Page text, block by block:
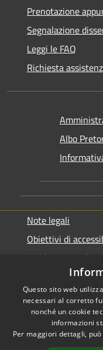
Prenotazione
Segnalazione
Leggi le FAQ
Richiesta
Albo
Note legali
Obiettivi di
Dichiarazione di
Accessibilità
Questo sito web
necessari al corretto
nonché un cookie
informazioni
Per maggiori dettagli,